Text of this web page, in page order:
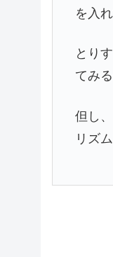
を入
とり
てみ
但し
リズ